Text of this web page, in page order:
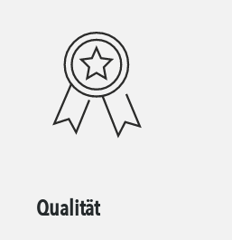
Qualität